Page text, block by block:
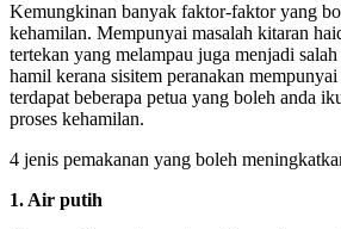
Kemungkinan banyak faktor-faktor yang
kehamilan. Mempunyai masalah kitaran
tertekan yang melampau juga menjadi
hamil kerana sisitem peranakan
terdapat beberapa petua yang boleh anda
proses kehamilan.
4 jenis pemakanan yang boleh
1. Air putih